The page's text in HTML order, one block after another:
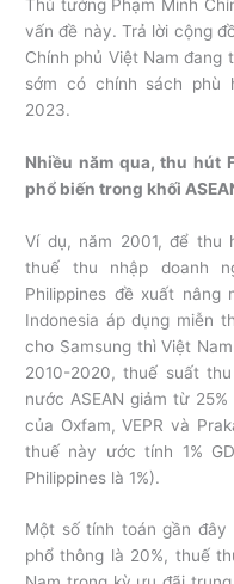
Thủ tướng Phạm Minh
vấn đề này. Trả lời cộng
Chính phủ Việt Nam đang
sớm có chính sách phù
2023.
Nhiều năm qua, thu hút
phổ biến trong khối
Ví dụ, năm 2001, để thu
thuế thu nhập doanh
Philippines đề xuất nâng
Indonesia áp dụng miễn
cho Samsung thì Việt
2010-2020, thuế suất
nước ASEAN giảm từ
của Oxfam, VEPR và
thuế này ước tính 1%
Philippines là 1%).
Một số tính toán gần
phổ thông là 20%, thuế